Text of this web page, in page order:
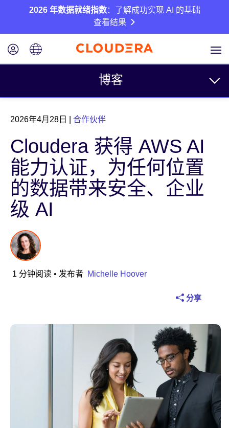
2026 年数据就绪指数：了解成功实现 AI 的基础
查看结果
博客
主题
业务
技术
合作伙伴
文化
工业
金融服务
2026年4月28日 合作伙伴
Cloudera 获得 AWS AI
能力认证，为任何位置
的数据带来安全、企业
级 AI
1 分钟阅读 • 发布者 Michelle Hoover
分享